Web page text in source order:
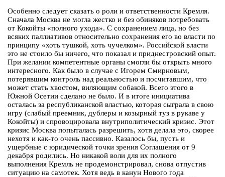
Особенно следует сказать о роли и ответственности Кремля.
Сначала Москва не могла жестко и без обиняков потребовать
от Кокойты «полного ухода». С сохранением лица, но без
всяких паллиативов относительно сохранения его во власти по
принципу «хоть тушкой, хоть чучелком». Российской власти
это не стоило бы ничего, что показал и приднестровский опыт.
При желании компетентные органы смогли бы открыть много
интересного. Как было в случае с Игорем Смирновым,
потерявшим контроль над реальностью и посчитавшим, что
может стать хвостом, виляющим собакой. Всего этого в
Южной Осетии сделано не было. И в итоге инициатива
осталась за республиканской властью, которая сыграла в свою
игру (слабый преемник, дублеры и козырный туз в рукаве у
Кокойты) и спровоцировала внутриполитический кризис. Этот
кризис Москва попыталась разрешить, хотя делала это, скорее
нехотя и как-то очень пассивно. Казалось бы, пусть и
ущербные с юридической точки зрения Соглашения от 9
декабря родились. Но никакой воли для их полного
выполнения Кремль не продемонстрировал, снова отпустив
ситуацию на самотек. Хотя ведь в канун Нового года